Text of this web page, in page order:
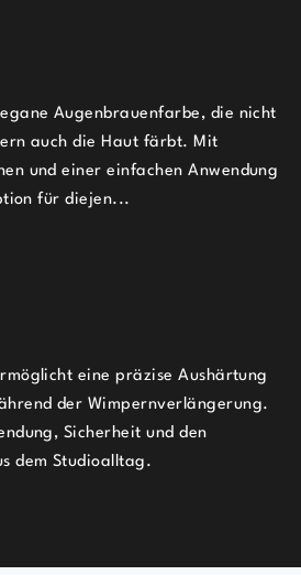
Augenbrauenfarbe, die nicht
auch die Haut färbt. Mit
und einer einfachen Anwendung
für diejen...
eine präzise Aushärtung
der Wimpernverlängerung.
Sicherheit und den
dem Studioalltag.